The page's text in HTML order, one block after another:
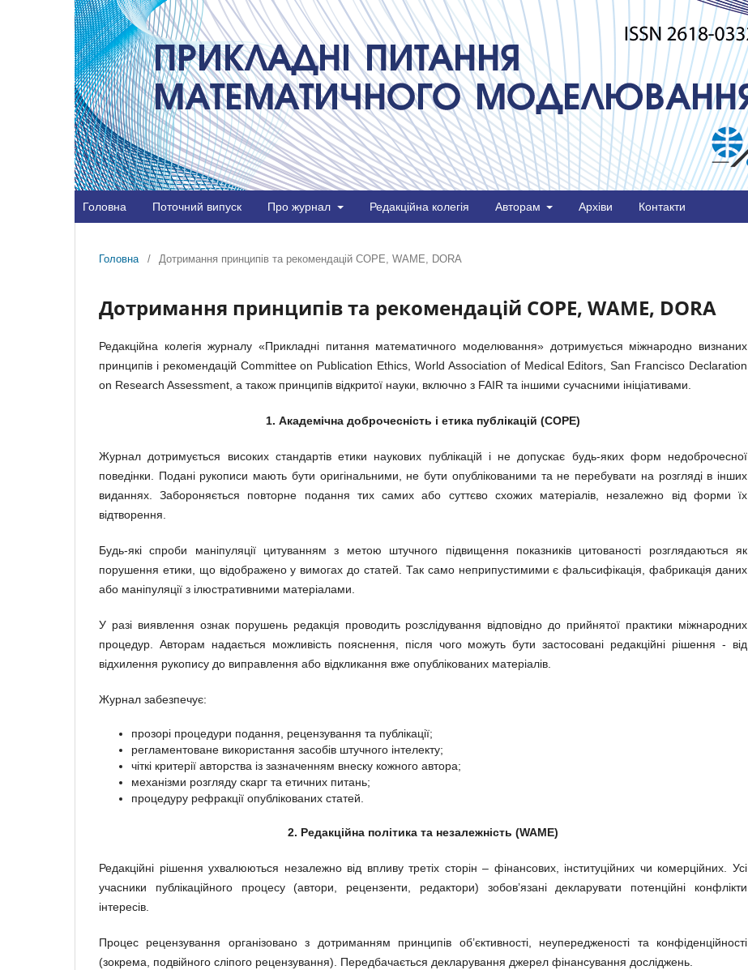
Головна Поточний випуск Про журнал Редакційна колегія Авторам Архіви Контакти
Головна / Дотримання принципів та рекомендацій COPE, WAME, DORA
Дотримання принципів та рекомендацій COPE, WAME, DORA
Редакційна колегія журналу «Прикладні питання математичного моделювання» дотримується міжнародно визнаних
принципів і рекомендацій Committee on Publication Ethics, World Association of Medical Editors, San Francisco Declaration
on Research Assessment, а також принципів відкритої науки, включно з FAIR та іншими сучасними ініціативами.
1. Академічна доброчесність і етика публікацій (COPE)
Журнал дотримується високих стандартів етики наукових публікацій і не допускає будь-яких форм недоброчесної
поведінки. Подані рукописи мають бути оригінальними, не бути опублікованими та не перебувати на розгляді в інших
виданнях. Забороняється повторне подання тих самих або суттєво схожих матеріалів, незалежно від форми їх
відтворення.
Будь-які спроби маніпуляції цитуванням з метою штучного підвищення показників цитованості розглядаються як
порушення етики, що відображено у вимогах до статей. Так само неприпустимими є фальсифікація, фабрикація даних
або маніпуляції з ілюстративними матеріалами.
У разі виявлення ознак порушень редакція проводить розслідування відповідно до прийнятої практики міжнародних
процедур. Авторам надається можливість пояснення, після чого можуть бути застосовані редакційні рішення - від
відхилення рукопису до виправлення або відкликання вже опублікованих матеріалів.
Журнал забезпечує:
прозорі процедури подання, рецензування та публікації;
регламентоване використання засобів штучного інтелекту;
чіткі критерії авторства із зазначенням внеску кожного автора;
механізми розгляду скарг та етичних питань;
процедуру рефракції опублікованих статей.
2. Редакційна політика та незалежність (WAME)
Редакційні рішення ухвалюються незалежно від впливу третіх сторін – фінансових, інституційних чи комерційних. Усі
учасники публікаційного процесу (автори, рецензенти, редактори) зобов’язані декларувати потенційні конфлікти
інтересів.
Процес рецензування організовано з дотриманням принципів об’єктивності, неупередженості та конфіденційності
(зокрема, подвійного сліпого рецензування). Передбачається декларування джерел фінансування досліджень.